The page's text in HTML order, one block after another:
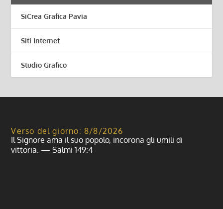
SiCrea Grafica Pavia
Siti Internet
Studio Grafico
Verso del giorno: 8/8/2026
Il Signore ama il suo popolo, incorona gli umili di
vittoria. — Salmi 149:4